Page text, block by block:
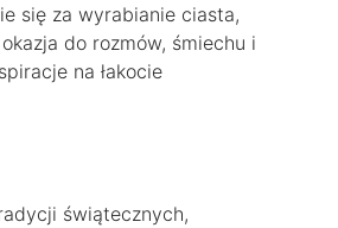
się za wyrabianie ciasta,
do rozmów, śmiechu i
na łakocie
świątecznych,